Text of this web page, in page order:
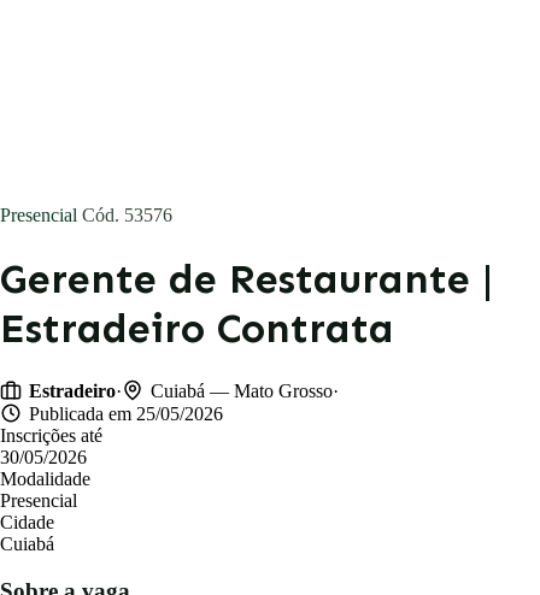
Presencial Cód. 53576
Gerente de Restaurante |
Estradeiro Contrata
Estradeiro· Cuiabá — Mato Grosso·
Publicada em 25/05/2026
Inscrições até
30/05/2026
Modalidade
Presencial
Cidade
Cuiabá